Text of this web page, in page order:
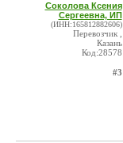
Соколова Ксения
Сергеевна, ИП
(ИНН:165812882606)
Перевозчик ,
Казань
Код:28578
#3